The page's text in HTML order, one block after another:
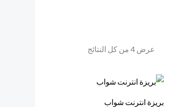
عرض ⁦4⁩ من كل النتائج
بريزة انترنت شواب